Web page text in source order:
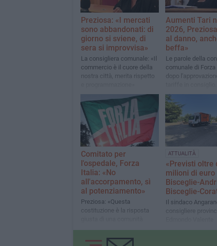
Preziosa: «I mercati
sono abbandonati: di
giorno si sviene, di
sera si improvvisa»
La consigliera comunale: «Il
commercio è il cuore della
nostra città, merita rispetto
Aumenti Tari
2026,
al danno,
beffa»
Le parole della
comunale di
dopo
comunale
Comitato per
l'ospedale, Forza
Italia: «No
all'accorpamento, sì
al potenziamento»
Preziosa: «Questa
costituzione è la risposta
ATTUALITÀ
«Previsti oltre
milioni di euro
Bisceglie-
Bisceglie-
Il sindaco
consigliere
intervengono su